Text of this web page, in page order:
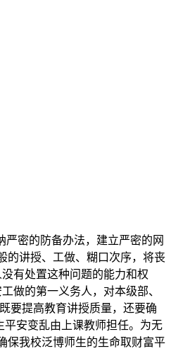
密的防备办法，建立严密的网
的讲授、工做、糊口次序，将丧
有处置这种问题的能力和权
做的第一义务人，对本级部、
要提高教育讲授质量，还要确
平安变乱由上课教师担任。为无
保我校泛博师生的生命取财富平